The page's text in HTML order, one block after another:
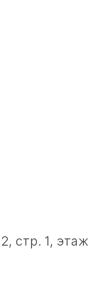
стр. 1, этаж